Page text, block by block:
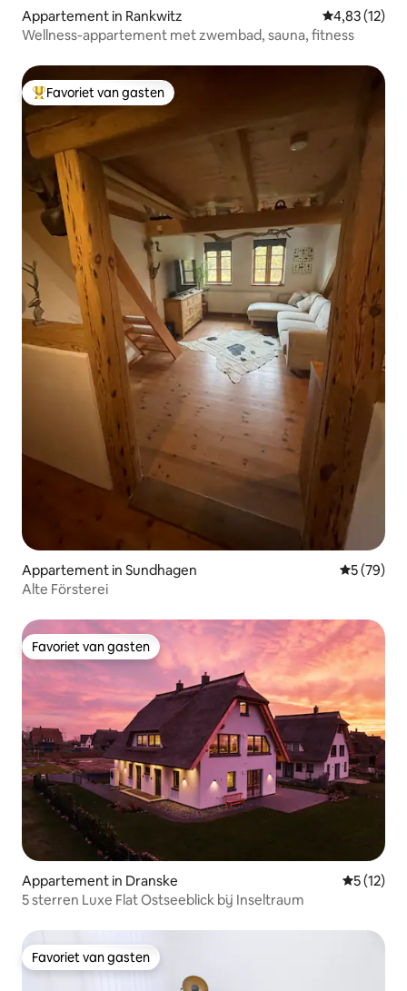
Appartement in Rankwitz Gemiddelde
4,83 (12)
Wellness-appartement met zwembad, sauna, fitness
Topfavoriet van gasten
Favoriet van gasten
Appartement in Sundhagen
5 (79)
Alte Försterei
Favoriet van gasten
Favoriet van gasten
Appartement in Dranske
5 (12)
5 sterren Luxe Flat Ostseeblick bij Inseltraum
Favoriet van gasten
Favoriet van gasten